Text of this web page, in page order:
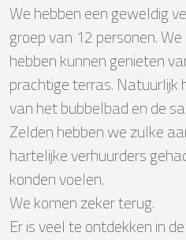
We hebben een geweldig
groep van 12 personen.
hebben kunnen genieten
prachtige terras. Natuurlijk
van het bubbelbad en de
Zelden hebben we zulke
hartelijke verhuurders
konden voelen.
We komen zeker terug.
Er is veel te ontdekken in